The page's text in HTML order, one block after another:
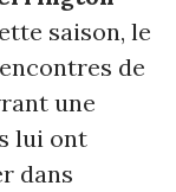
saison, le
de
une
lui ont
dans